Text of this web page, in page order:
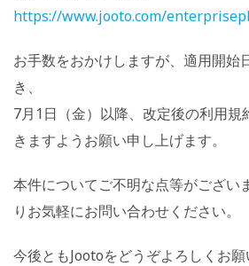
https://www.jooto.com/
お手数をおかけしますが、適用開始
き、
7月1日（金）以降、改定後の利用規
きますようお願い申し上げます。
本件についてご不明な点等がござい
りお気軽にお問い合わせください。
今後ともJootoをどうぞよろしくお願